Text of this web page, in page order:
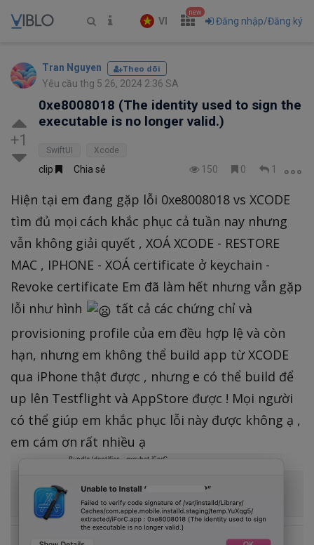
VI
new
Đăng nhập/Đăng ký
Tran Nguyen Theo dõi
Yêu cầu thg 5 26, 2024 2:36 SA
+1
0xe8008018 (The identity used to sign the
executable is no longer valid.)
SwiftUI Xcode
clip Chia sẻ 150 0 1
Hiện tại em đang gặp lỗi 0xe8008018 vs XCODE
tìm đủ mọi cách khắc phục cả tuần nay nhưng
vẫn không giải quyết , XOÁ XCODE - RESTORE
MAC , IPHONE - XOÁ certificate ở keychain -
Revoke certificate Em đã làm hết nhưng vẫn gặp
lỗi như hình
tất cả các chứng chỉ và
provisioning profile của em đều hợp lệ và còn
hạn, nhưng em không thể build app từ XCODE
qua iPhone thật được , nhưng e có thể build để
up lên Testflight và AppStore được ! Mọi người
có thể giúp em khắc phục lỗi này được không ạ ,
em cám ơn rất nhiều ạ